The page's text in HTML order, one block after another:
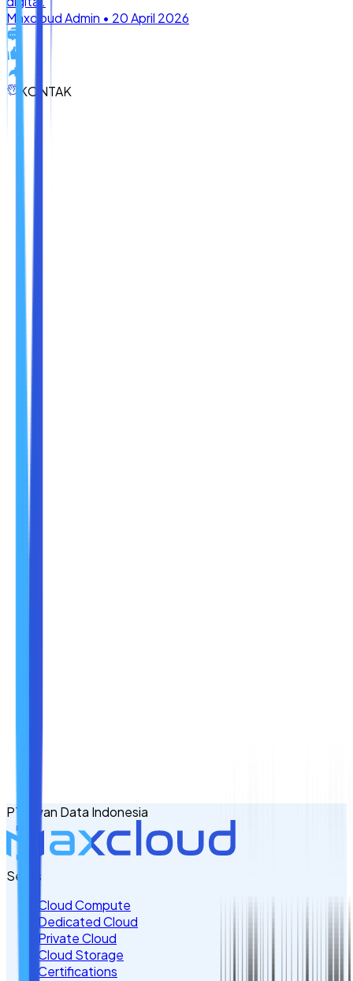
KONTAK
Tulis Kebutuhan Anda di Sini
PT Awan Data Indonesia
Servis
Cloud Compute
Dedicated Cloud
Private Cloud
Cloud Storage
Certifications